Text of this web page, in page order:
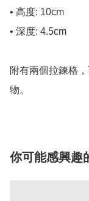
• 高度: 10cm
• 深度: 4.5cm
附有兩個拉鍊格
物。
你可能感興趣